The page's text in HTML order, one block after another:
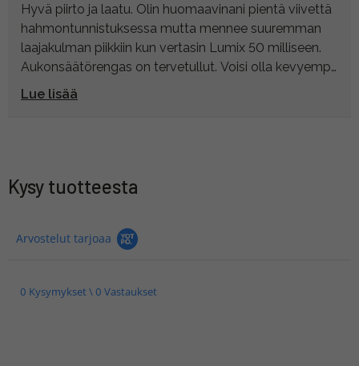
Hyvä piirto ja laatu. Olin huomaavinani pientä viivettä
hahmontunnistuksessa mutta mennee suuremman
laajakulman piikkiin kun vertasin Lumix 50 milliseen.
Aukonsäätörengas on tervetullut. Voisi olla kevyempi,
siitä yksi tähti pois.
Lue lisää
Kysy tuotteesta
Arvostelut tarjoaa
0 Kysymykset \ 0 Vastaukset